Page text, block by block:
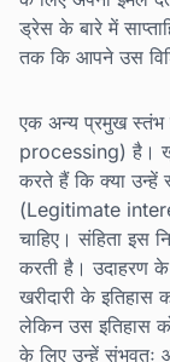
ड्रेस के बारे में
तक कि आपने उस
एक अन्य प्रमुख
processing) है।
करते हैं कि क्या उन्हें
(Legitimate
चाहिए। संहिता इस
करती है। उदाहरण
खरीदारी के
लेकिन उस इतिहास
के लिए उन्हें संभवतः